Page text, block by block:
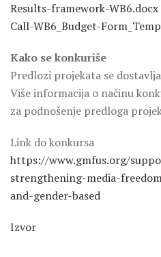
Results-framework-WB6.docx
Call-WB6_Budget-
Kako se konkuriše
Predlozi projekata se
Više informacija o načinu
za podnošenje predloga
Link do konkursa
https://www.gmfus.org/
strengthening-media-
and-gender-based
Izvor